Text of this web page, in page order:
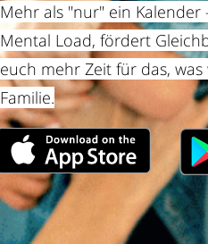
Mehr als "nur" ein Kalender
Mental Load, fördert
euch mehr Zeit für das,
Familie.